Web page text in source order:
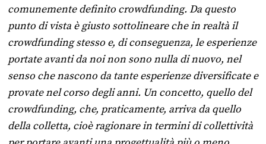
comunemente definito crowdfunding. Da questo
punto di vista è giusto sottolineare che in realtà il
crowdfunding stesso e, di conseguenza, le esperienze
portate avanti da noi non sono nulla di nuovo, nel
senso che nascono da tante esperienze diversificate e
provate nel corso degli anni. Un concetto, quello del
crowdfunding, che, praticamente, arriva da quello
della colletta, cioè ragionare in termini di collettività